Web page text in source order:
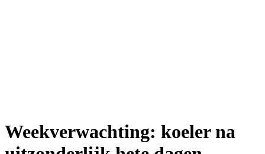
Weekverwachting: koeler na